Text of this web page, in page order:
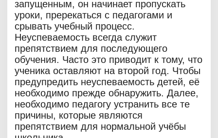
запущенным, он начинает пропускать
уроки, пререкаться с педагогами и
срывать учебный процесс.
Неуспеваемость всегда служит
препятствием для последующего
обучения. Часто это приводит к тому, что
ученика оставляют на второй год. Чтобы
предупредить неуспеваемость детей, её
необходимо прежде обнаружить. Далее,
необходимо педагогу устранить все те
причины, которые являются
препятствием для нормальной учёбы